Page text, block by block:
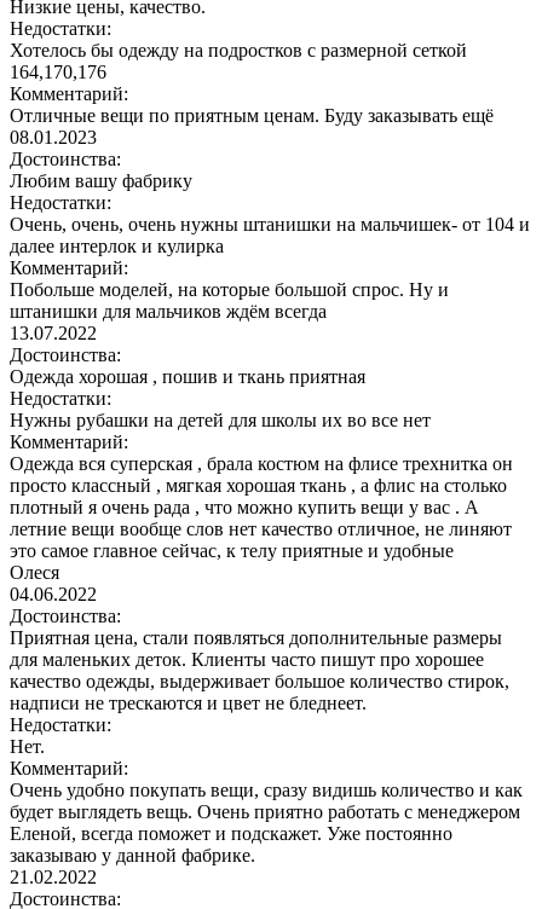
Низкие цены, качество.
Недостатки:
Хотелось бы одежду на подростков с размерной сеткой
164,170,176
Комментарий:
Отличные вещи по приятным ценам. Буду заказывать ещё
08.01.2023
Достоинства:
Любим вашу фабрику
Недостатки:
Очень, очень, очень нужны штанишки на мальчишек- от 104 и
далее интерлок и кулирка
Комментарий:
Побольше моделей, на которые большой спрос. Ну и
штанишки для мальчиков ждём всегда
13.07.2022
Достоинства:
Одежда хорошая , пошив и ткань приятная
Недостатки:
Нужны рубашки на детей для школы их во все нет
Комментарий:
Одежда вся суперская , брала костюм на флисе трехнитка он
просто классный , мягкая хорошая ткань , а флис на столько
плотный я очень рада , что можно купить вещи у вас . А
летние вещи вообще слов нет качество отличное, не линяют
это самое главное сейчас, к телу приятные и удобные
Олеся
04.06.2022
Достоинства:
Приятная цена, стали появляться дополнительные размеры
для маленьких деток. Клиенты часто пишут про хорошее
качество одежды, выдерживает большое количество стирок,
надписи не трескаются и цвет не бледнеет.
Недостатки:
Нет.
Комментарий:
Очень удобно покупать вещи, сразу видишь количество и как
будет выглядеть вещь. Очень приятно работать с менеджером
Еленой, всегда поможет и подскажет. Уже постоянно
заказываю у данной фабрике.
21.02.2022
Достоинства: